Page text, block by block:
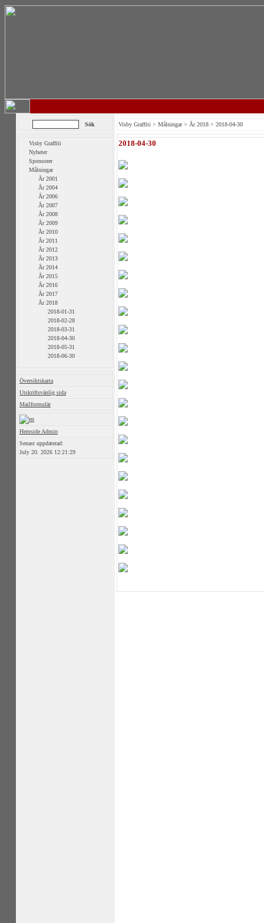
Visby Graffiti
Nyheter
Sponsorer
Målningar
År 2001
År 2004
År 2006
År 2007
År 2008
År 2009
År 2010
År 2011
År 2012
År 2013
År 2014
År 2015
År 2016
År 2017
År 2018
2018-01-31
2018-02-28
2018-03-31
2018-04-30
2018-05-31
2018-06-30
Översiktskarta
Utskriftsvänlig sida
Mailformulär
Hemside Admin
Senast uppdaterad:
July 20. 2026 12:21:29
Visby Graffiti > Målningar> År 2018 > 2018-04-30
2018-04-30